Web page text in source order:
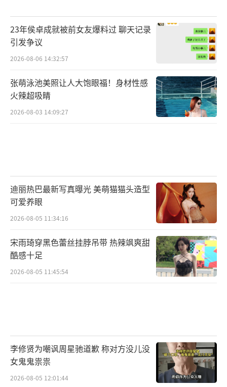
23年侯卓成就被前女友爆料过 聊天记录
引发争议
2026-08-06 14:32:57
张萌泳池美照让人大饱眼福！身材性感
火辣超吸睛
2026-08-03 14:09:27
迪丽热巴最新写真曝光 美萌猫猫头造型
可爱养眼
2026-08-05 11:34:16
宋雨琦穿黑色蕾丝挂脖吊带 热辣飒爽甜
酷感十足
2026-08-05 11:45:54
李修贤为嘲讽周星驰道歉 称对方没儿没
女鬼鬼祟祟
2026-08-05 12:01:44